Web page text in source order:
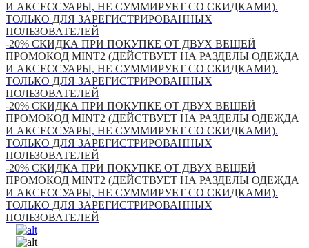
И АКСЕССУАРЫ, НЕ СУММИРУЕТ СО СКИДКАМИ).
ТОЛЬКО ДЛЯ ЗАРЕГИСТРИРОВАННЫХ
ПОЛЬЗОВАТЕЛЕЙ
-20% СКИДКА ПРИ ПОКУПКЕ ОТ ДВУХ ВЕЩЕЙ
ПРОМОКОД MINT2 (ДЕЙСТВУЕТ НА РАЗДЕЛЫ ОДЕЖДА
И АКСЕССУАРЫ, НЕ СУММИРУЕТ СО СКИДКАМИ).
ТОЛЬКО ДЛЯ ЗАРЕГИСТРИРОВАННЫХ
ПОЛЬЗОВАТЕЛЕЙ
-20% СКИДКА ПРИ ПОКУПКЕ ОТ ДВУХ ВЕЩЕЙ
ПРОМОКОД MINT2 (ДЕЙСТВУЕТ НА РАЗДЕЛЫ ОДЕЖДА
И АКСЕССУАРЫ, НЕ СУММИРУЕТ СО СКИДКАМИ).
ТОЛЬКО ДЛЯ ЗАРЕГИСТРИРОВАННЫХ
ПОЛЬЗОВАТЕЛЕЙ
-20% СКИДКА ПРИ ПОКУПКЕ ОТ ДВУХ ВЕЩЕЙ
ПРОМОКОД MINT2 (ДЕЙСТВУЕТ НА РАЗДЕЛЫ ОДЕЖДА
И АКСЕССУАРЫ, НЕ СУММИРУЕТ СО СКИДКАМИ).
ТОЛЬКО ДЛЯ ЗАРЕГИСТРИРОВАННЫХ
ПОЛЬЗОВАТЕЛЕЙ